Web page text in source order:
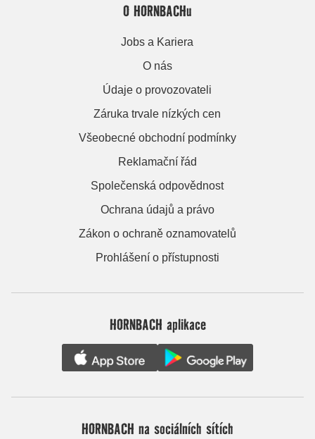
O HORNBACHu
Jobs a Kariera
O nás
Údaje o provozovateli
Záruka trvale nízkých cen
Všeobecné obchodní podmínky
Reklamační řád
Společenská odpovědnost
Ochrana údajů a právo
Zákon o ochraně oznamovatelů
Prohlášení o přístupnosti
HORNBACH aplikace
HORNBACH na sociálních sítích